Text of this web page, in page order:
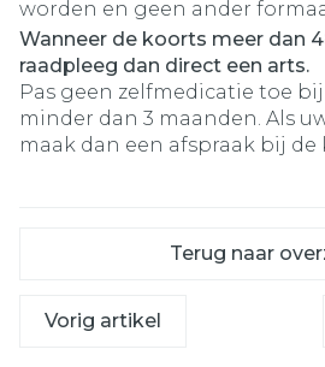
worden en geen ander
Wanneer de koorts meer dan
raadpleeg dan direct een arts.
Pas geen zelfmedicatie toe
minder dan 3 maanden. Als
maak dan een afspraak bij de
Terug naar
Vorig artikel